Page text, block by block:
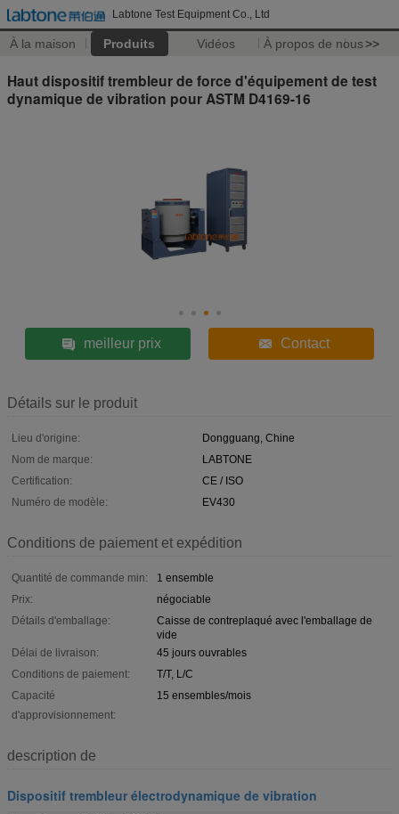
Labtone Test Equipment Co., Ltd
À la maison Produits Vidéos À propos de nous>>
Haut dispositif trembleur de force d'équipement de test
dynamique de vibration pour ASTM D4169-16
meilleur prix Contact
Détails sur le produit
Lieu d'origine:
Dongguang, Chine
Nom de marque:
LABTONE
Certification:
CE / ISO
Numéro de modèle:
EV430
Conditions de paiement et expédition
Quantité de commande min:
1 ensemble
Prix:
négociable
Détails d'emballage:
Caisse de contreplaqué avec l'emballage de
vide
Délai de livraison:
45 jours ouvrables
Conditions de paiement:
T/T, L/C
Capacité
d'approvisionnement:
15 ensembles/mois
description de
Dispositif trembleur électrodynamique de vibration